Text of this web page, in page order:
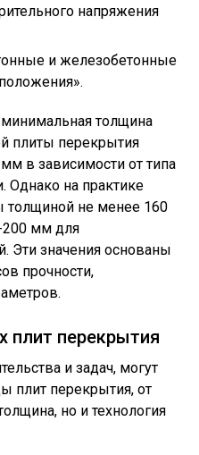
напряжения
и железобетонные
толщина
плиты перекрытия
в зависимости от типа
Однако на практике
толщиной не менее 160
мм для
значения основаны
прочности,
плит перекрытия
и задач, могут
плит перекрытия, от
но и технология